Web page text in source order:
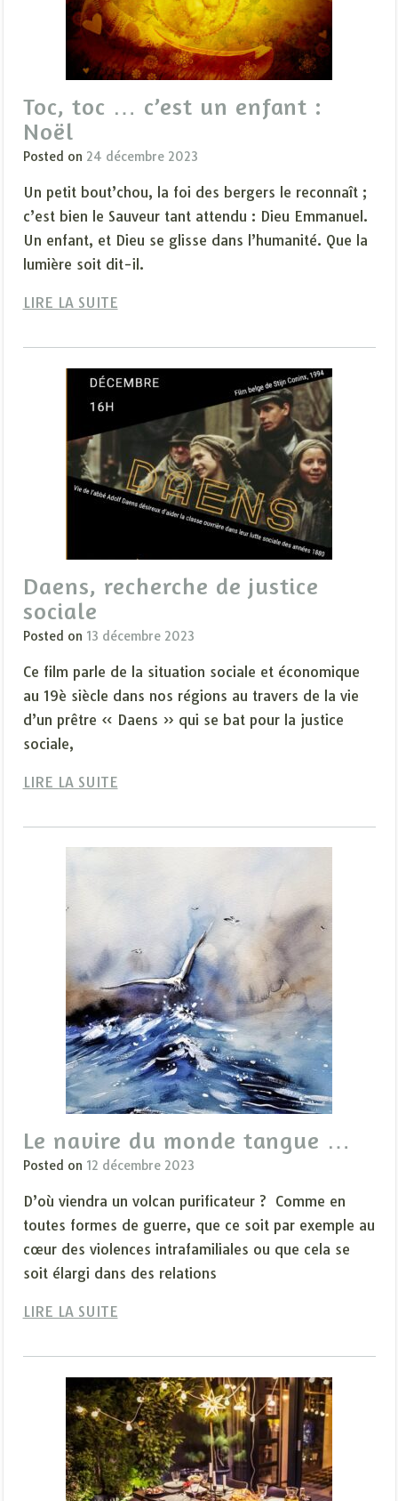
Toc, toc … c’est un enfant :
Noël
Posted on 24 décembre 2023
Un petit bout’chou, la foi des bergers le reconnaît ;
c’est bien le Sauveur tant attendu : Dieu Emmanuel.
Un enfant, et Dieu se glisse dans l’humanité. Que la
lumière soit dit-il.
LIRE LA SUITE
Daens, recherche de justice
sociale
Posted on 13 décembre 2023
Ce film parle de la situation sociale et économique
au 19è siècle dans nos régions au travers de la vie
d’un prêtre « Daens » qui se bat pour la justice
sociale,
LIRE LA SUITE
Le navire du monde tangue …
Posted on 12 décembre 2023
D’où viendra un volcan purificateur ? Comme en
toutes formes de guerre, que ce soit par exemple au
cœur des violences intrafamiliales ou que cela se
soit élargi dans des relations
LIRE LA SUITE